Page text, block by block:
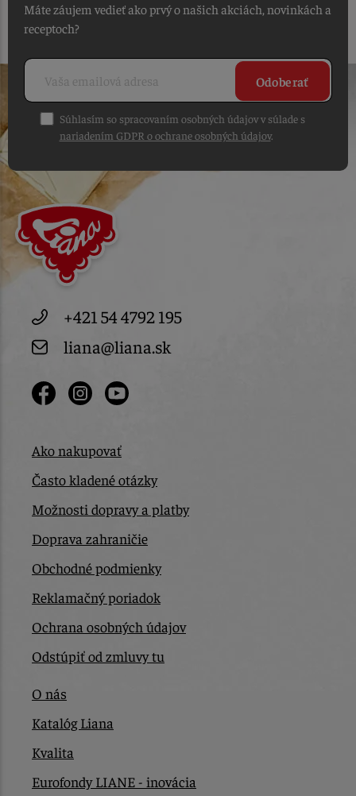
Máte záujem vedieť ako prvý o našich akciách, novinkách a
receptoch?
Odoberať
Súhlasím so spracovaním osobných údajov v súlade s
nariadením GDPR o ochrane osobných údajov.
+421 54 4792 195
liana@liana.sk
Ako nakupovať
Často kladené otázky
Možnosti dopravy a platby
Doprava zahraničie
Obchodné podmienky
Reklamačný poriadok
Ochrana osobných údajov
Odstúpiť od zmluvy tu
O nás
Katalóg Liana
Kvalita
Eurofondy LIANE - inovácia